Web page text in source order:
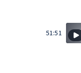
51:51